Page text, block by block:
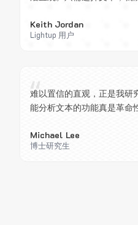
Keith Jordan
Lightup 用户
“
难以置信的直观，正是我研
能分析文本的功能真是革命
Michael Lee
博士研究生